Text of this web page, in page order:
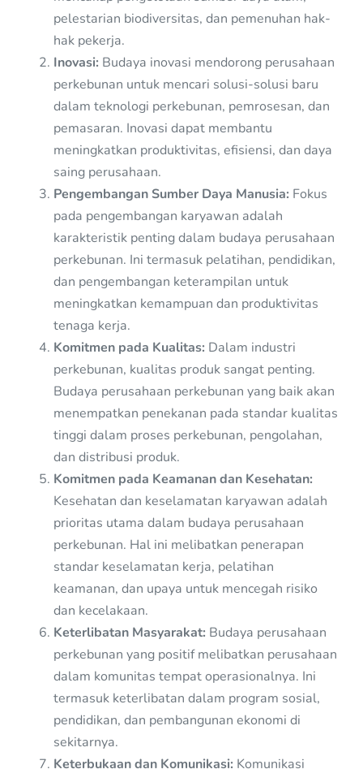
pelestarian biodiversitas, dan pemenuhan hak-
hak pekerja.
Inovasi: Budaya inovasi mendorong perusahaan
perkebunan untuk mencari solusi-solusi baru
dalam teknologi perkebunan, pemrosesan, dan
pemasaran. Inovasi dapat membantu
meningkatkan produktivitas, efisiensi, dan daya
saing perusahaan.
Pengembangan Sumber Daya Manusia: Fokus
pada pengembangan karyawan adalah
karakteristik penting dalam budaya perusahaan
perkebunan. Ini termasuk pelatihan, pendidikan,
dan pengembangan keterampilan untuk
meningkatkan kemampuan dan produktivitas
tenaga kerja.
Komitmen pada Kualitas: Dalam industri
perkebunan, kualitas produk sangat penting.
Budaya perusahaan perkebunan yang baik akan
menempatkan penekanan pada standar kualitas
tinggi dalam proses perkebunan, pengolahan,
dan distribusi produk.
Komitmen pada Keamanan dan Kesehatan:
Kesehatan dan keselamatan karyawan adalah
prioritas utama dalam budaya perusahaan
perkebunan. Hal ini melibatkan penerapan
standar keselamatan kerja, pelatihan
keamanan, dan upaya untuk mencegah risiko
dan kecelakaan.
Keterlibatan Masyarakat: Budaya perusahaan
perkebunan yang positif melibatkan perusahaan
dalam komunitas tempat operasionalnya. Ini
termasuk keterlibatan dalam program sosial,
pendidikan, dan pembangunan ekonomi di
sekitarnya.
Keterbukaan dan Komunikasi: Komunikasi